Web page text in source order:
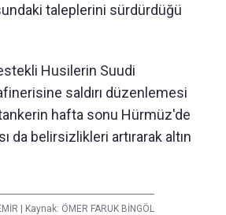
taleplerini sürdürdüğü
Husilerin Suudi
saldırı düzenlemesi
hafta sonu Hürmüz'de
da belirsizlikleri artırarak altın
| Kaynak: ÖMER FARUK BİNGÖL